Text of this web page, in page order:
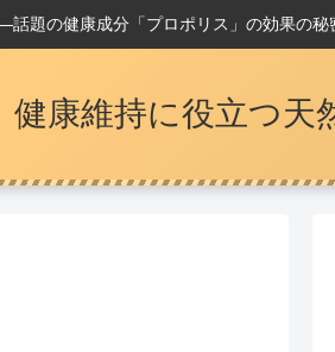
題の健康成分「プロポリス」の効果の秘
康維持に役立つ天